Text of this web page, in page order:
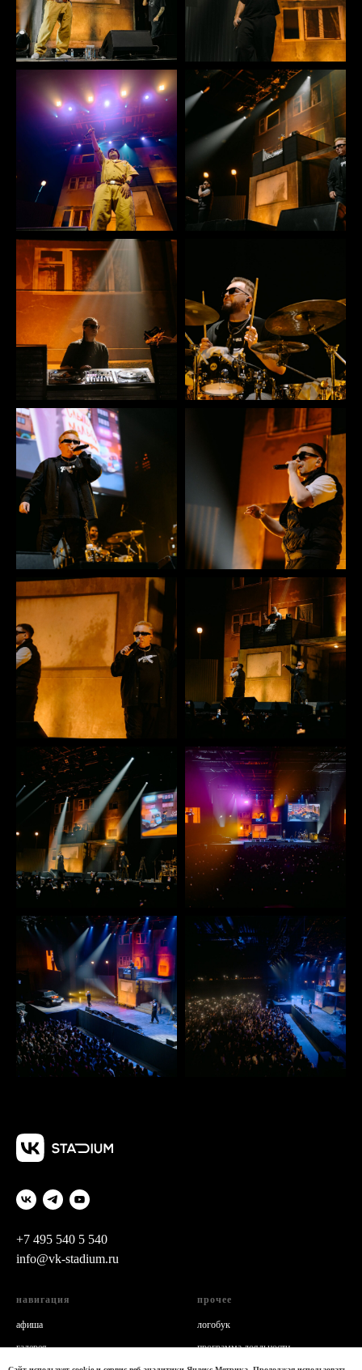
+7 495 540 5 540
info@vk-stadium.ru
навигация
афиша
галерея
прочее
логобук
программа лояльности